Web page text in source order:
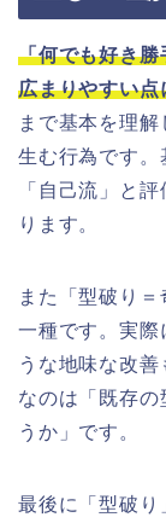
「何でも好き勝
広まりやすい点
まで基本を理
生む行為です。
「自己流」と
ります。
また「型破り
一種です。実際
うな地味な改
なのは「既存
うか」です。
最後に「型破り